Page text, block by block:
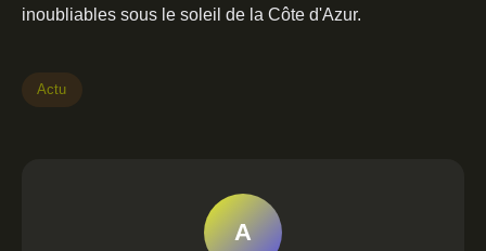
inoubliables sous le soleil de la Côte d'Azur.
Actu
A